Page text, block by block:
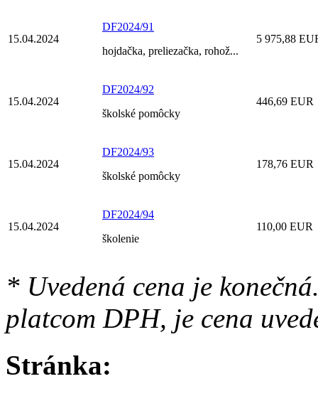
15.04.2024
DF2024/91
hojdačka, preliezačka, rohož...
5 975,88
15.04.2024
DF2024/92
školské pomôcky
446,69 EUR
15.04.2024
DF2024/93
školské pomôcky
178,76 EUR
15.04.2024
DF2024/94
školenie
110,00 EUR
* Uvedená cena je
platcom DPH, je cena
Stránka: